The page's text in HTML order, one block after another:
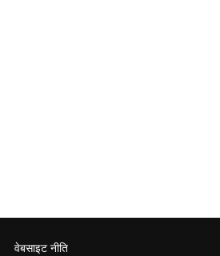
वेबसाइट नीति